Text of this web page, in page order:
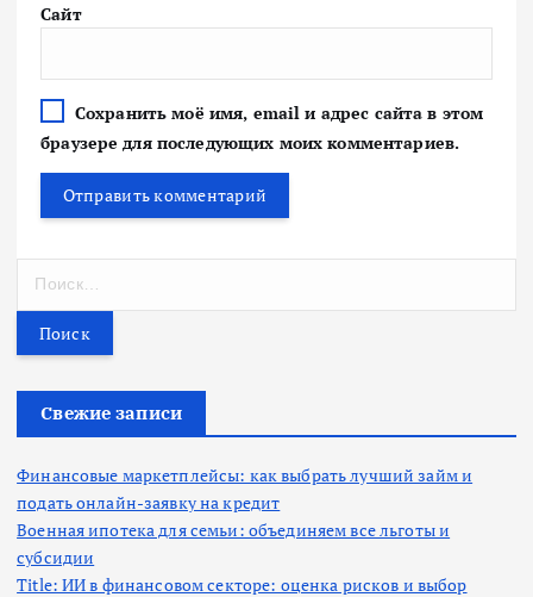
Сайт
Сохранить моё имя, email и адрес сайта в этом
браузере для последующих моих комментариев.
т
Свежие записи
Финансовые маркетплейсы: как выбрать лучший займ и
подать онлайн-заявку на кредит
Военная ипотека для семьи: объединяем все льготы и
субсидии
Title: ИИ в финансовом секторе: оценка рисков и выбор